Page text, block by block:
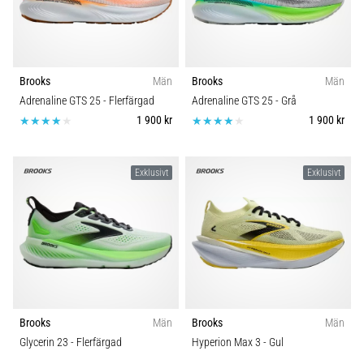
Brooks
Män
Adrenaline GTS 25- Flerfärgad
1 900 kr
Brooks
Män
Adrenaline GTS 25- Grå
1 900 kr
Exklusivt
Brooks
Män
Glycerin 23 - Flerfärgad
Exklusivt
Brooks
Män
Hyperion Max 3 - Gul